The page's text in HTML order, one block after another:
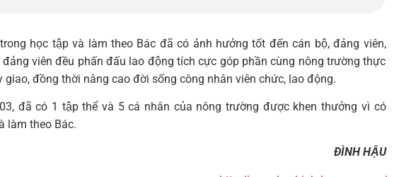
học tập và làm theo Bác đã có ảnh hưởng tốt đến cán bộ, đảng viên,
viên đều phấn đấu lao động tích cực góp phần cùng nông trường thực
đồng thời nâng cao đời sống công nhân viên chức, lao động.
đã có 1 tập thể và 5 cá nhân của nông trường được khen thưởng vì có
làm theo Bác.
ĐÌNH HẬU
kiếm...